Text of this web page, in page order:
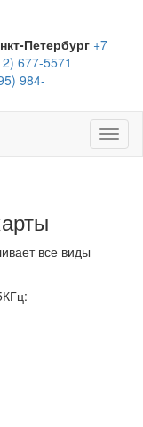
Петербург +7
677-5571
984-
все виды